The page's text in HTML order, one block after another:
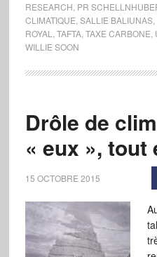
RESEARCH PR
CLIMATIQUE SALLIE BALIUNAS,
ROYAL
TAFTA, TAXE CARBONE
WILLIE SOON
Drôle de
« eux »,
15 OCTOBRE 2015